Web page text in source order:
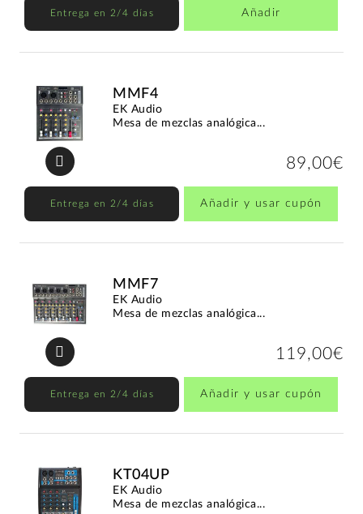
Entrega en 2/4 días Añadir
MMF4
EK Audio
Mesa de mezclas analógica...
89,00€
Entrega en 2/4 días Añadir y usar cupón
MMF7
EK Audio
Mesa de mezclas analógica...
119,00€
Entrega en 2/4 días Añadir y usar cupón
KT04UP
EK Audio
Mesa de mezclas analógica...